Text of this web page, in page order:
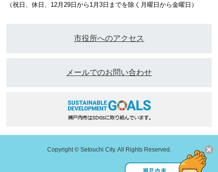
（祝日、休日、12月29日から1月3日までを除く月曜日から金曜日）
市役所へのアクセス
メールでのお問い合わせ
Copyright © Setouchi City. All Rights Reserved.